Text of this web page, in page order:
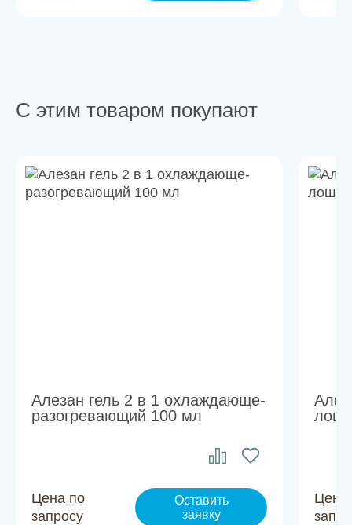
С этим товаром покупают
Алезан гель 2 в 1 охлаждающе-
разогревающий 100 мл
Цена по
запросу
Оставить
заявку
Цена